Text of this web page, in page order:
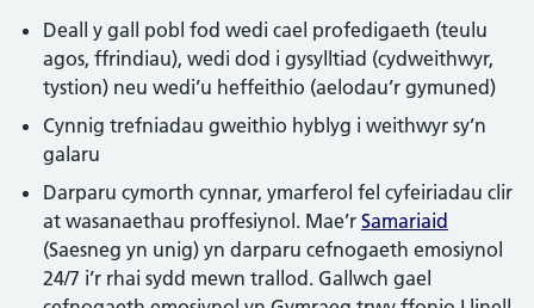
Deall y gall pobl fod wedi cael profedigaeth (teulu
agos, ffrindiau), wedi dod i gysylltiad (cydweithwyr,
tystion) neu wedi’u heffeithio (aelodau’r gymuned)
Cynnig trefniadau gweithio hyblyg i weithwyr sy’n
galaru
Darparu cymorth cynnar, ymarferol fel cyfeiriadau clir
at wasanaethau proffesiynol. Mae’r Samariaid
(Saesneg yn unig) yn darparu cefnogaeth emosiynol
24/7 i’r rhai sydd mewn trallod. Gallwch gael